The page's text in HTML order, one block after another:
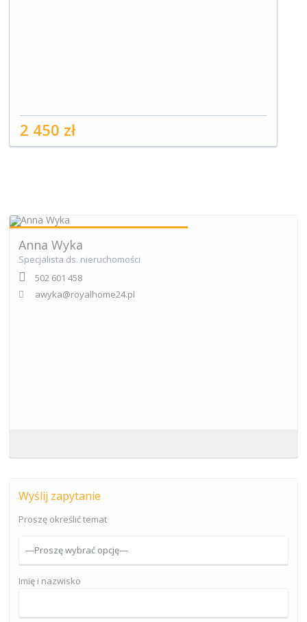
2 450 zł
Anna Wyka
Specjalista ds. nieruchomości
502 601 458
awyka@royalhome24.pl
Wyślij zapytanie
Proszę określić temat
Imię i nazwisko